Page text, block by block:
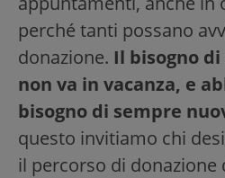
perché tanti possano
donazione. Il bisogno
non va in vacanza, e
bisogno di sempre
questo invitiamo chi
il percorso di donazione